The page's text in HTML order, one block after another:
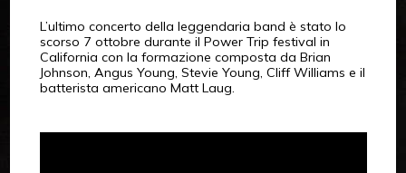
L’ultimo concerto della leggendaria band è stato lo
scorso 7 ottobre durante il Power Trip festival in
California con la formazione composta da Brian
Johnson, Angus Young, Stevie Young, Cliff Williams e il
batterista americano Matt Laug.